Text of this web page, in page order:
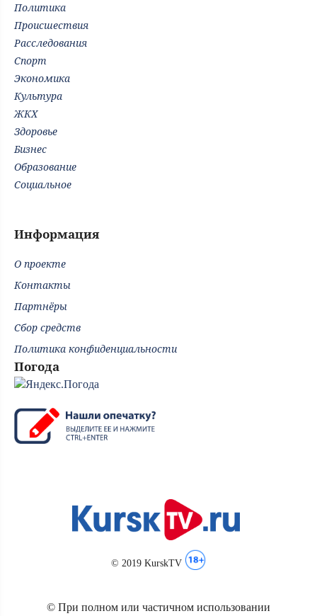
Политика
Происшествия
Расследования
Спорт
Экономика
Культура
ЖКХ
Здоровье
Бизнес
Образование
Социальное
Информация
О проекте
Контакты
Партнёры
Сбор средств
Политика конфиденциальности
Погода
© 2019 KurskTV
© При полном или частичном использовании